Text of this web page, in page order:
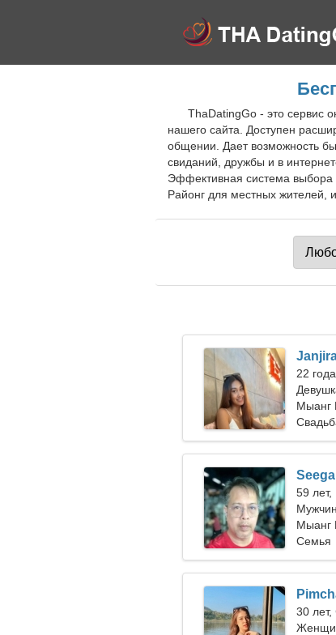
ThaDatingGo - это сервис
нашего сайта. Доступен
общении. Дает возможность
свиданий, дружбы и в
Эффективная система выбора
Районг для местных жителей,
22
Мыанг
59
Мыанг
Семья
30